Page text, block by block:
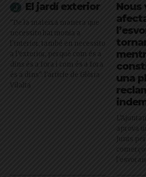
El jardí exterior
"De la mateixa manera que
necessito harmonia a
l’interior, també en necessito
a l’exterior, perquè com és a
dins és a fora i com és a fora
és a dins": l'article de Glòria
Vilalta
Nous
una
aprova
Junts